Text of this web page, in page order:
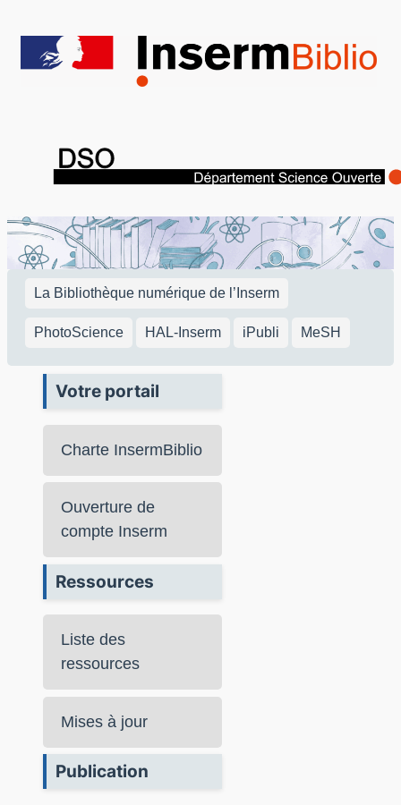
au
contenu
La Bibliothèque numérique de l’Inserm
PhotoScience HAL-Inserm iPubli MeSH
Votre portail
Charte InsermBiblio
Ouverture de
compte Inserm
Ressources
Liste des
ressources
Mises à jour
Publication